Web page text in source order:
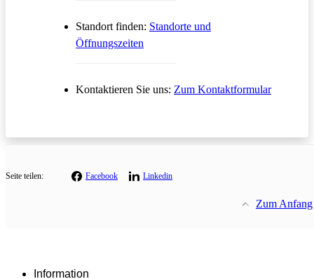
Standort finden: Standorte und
Öffnungszeiten
Kontaktieren Sie uns: Zum KontaktformularÖffnet in
Seite teilen: Facebook Linkedin
Zum Anfang
Information